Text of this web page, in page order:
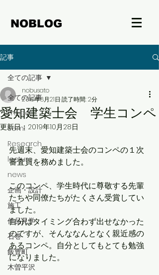
NOBLOG
記事
全ての記事
Project
Semi
Research
lecture
news
企画・設計
施工
作品見学
石巻
飯豊町
木曽平沢
全ての記事
愛知建築士会 学生コンペ
nobusato
2019年8月21日 読了時間: 2分
更新日： 2019年10月28日
先週末、愛知建築士会のコンペの１次
審査員を務めました。
このコンペ、学生時代に尊敬する先輩
たちや同僚たちがたくさん受賞してい
ました。
自分はタイミング合わず出せなかった
のですが、そんななんとなく親近感の
あるコンペ。自分としてもとても勉強
になりました。